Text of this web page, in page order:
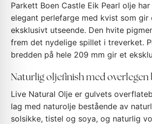
Parkett Boen Castle Eik Pearl olje
elegant perlefarge med kvist som gir
eksklusivt utseende. Den hvite
frem det nydelige spillet i treverket.
bredden på hele 209 mm gir et
Naturlig oljefinish med overlegen
Live Natural Olje er gulvets
lag med naturolje bestående av
solsikke, tistel og soya, og naturlig